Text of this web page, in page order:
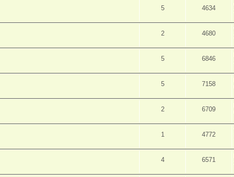
5 4634
2 4680
5 6846
5 7158
2 6709
1 4772
4 6571